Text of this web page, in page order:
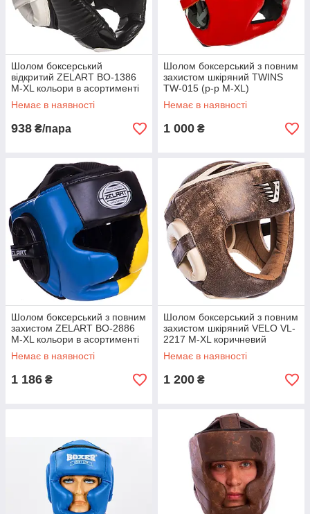
Шолом боксерський
відкритий ZELART BO-1386
M-XL кольори в асортименті
Немає в наявності
938 ₴/пара
Шолом боксерський з повним
захистом шкіряний TWINS
TW-015 (р-р M-XL)
Немає в наявності
1 000 ₴
Шолом боксерський з повним
захистом ZELART BO-2886
M-XL кольори в асортименті
Немає в наявності
1 186 ₴
Шолом боксерський з повним
захистом шкіряний VELO VL-
2217 М-XL коричневий
Немає в наявності
1 200 ₴